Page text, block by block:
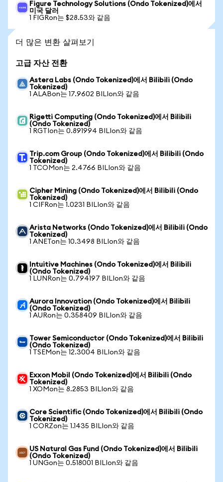
Figure Technology Solutions (Ondo Tokenized)에서
미국 달러
1 FIGRon는 $28.53와 같음
더 많은 변환 살펴보기
고급 자산 전환
Astera Labs (Ondo Tokenized)에서 Bilibili (Ondo
Tokenized)
1 ALABon는 17.9602 BILIon와 같음
Rigetti Computing (Ondo Tokenized)에서 Bilibili
(Ondo Tokenized)
1 RGTIon는 0.891994 BILIon와 같음
Trip.com Group (Ondo Tokenized)에서 Bilibili (Ondo
Tokenized)
1 TCOMon는 2.4766 BILIon와 같음
Cipher Mining (Ondo Tokenized)에서 Bilibili (Ondo
Tokenized)
1 CIFRon는 1.0231 BILIon와 같음
Arista Networks (Ondo Tokenized)에서 Bilibili (Ondo
Tokenized)
1 ANETon는 10.3498 BILIon와 같음
Intuitive Machines (Ondo Tokenized)에서 Bilibili
(Ondo Tokenized)
1 LUNRon는 0.794197 BILIon와 같음
Aurora Innovation (Ondo Tokenized)에서 Bilibili
(Ondo Tokenized)
1 AURon는 0.358409 BILIon와 같음
Tower Semiconductor (Ondo Tokenized)에서 Bilibili
(Ondo Tokenized)
1 TSEMon는 12.3004 BILIon와 같음
Exxon Mobil (Ondo Tokenized)에서 Bilibili (Ondo
Tokenized)
1 XOMon는 8.2853 BILIon와 같음
Core Scientific (Ondo Tokenized)에서 Bilibili (Ondo
Tokenized)
1 CORZon는 1.1435 BILIon와 같음
US Natural Gas Fund (Ondo Tokenized)에서 Bilibili
(Ondo Tokenized)
1 UNGon는 0.518001 BILIon와 같음